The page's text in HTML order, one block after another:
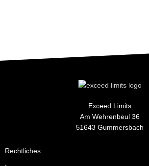
Exceed Limits
Am Wehrenbeul 36
51643 Gummersbach
Rechtliches